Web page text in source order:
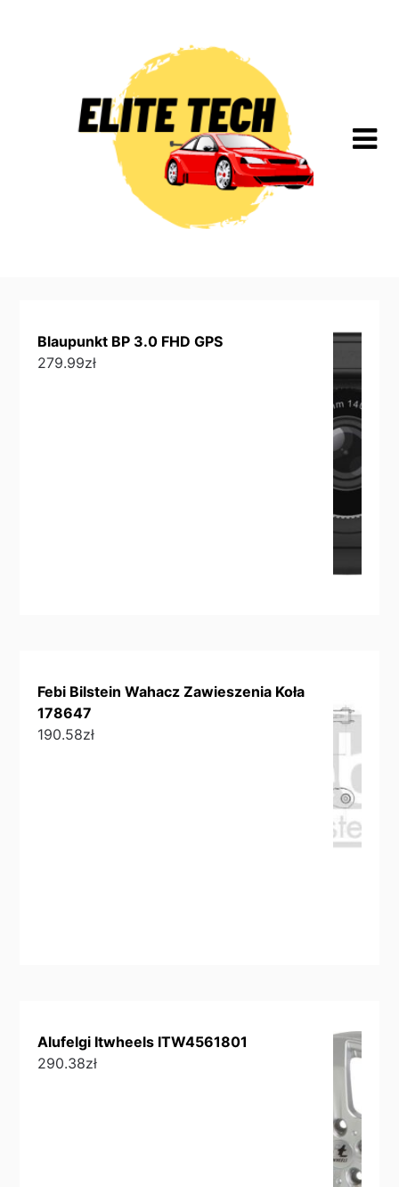
Blaupunkt BP 3.0 FHD GPS
279.99zł
Febi Bilstein Wahacz Zawieszenia Koła
178647
190.58zł
Alufelgi Itwheels ITW4561801
290.38zł